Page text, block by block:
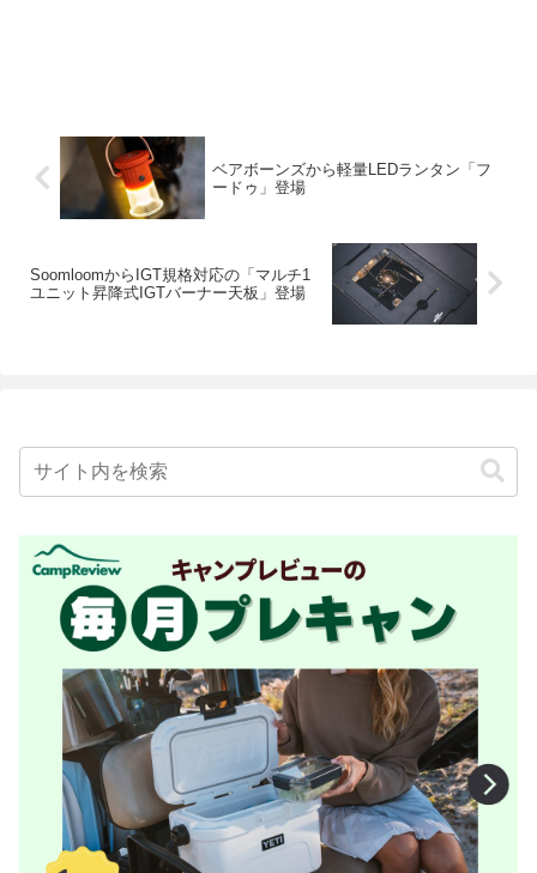
ベアボーンズから軽量LEDランタン「フ
ードゥ」登場
SoomloomからIGT規格対応の「マルチ1
ユニット昇降式IGTバーナー天板」登場